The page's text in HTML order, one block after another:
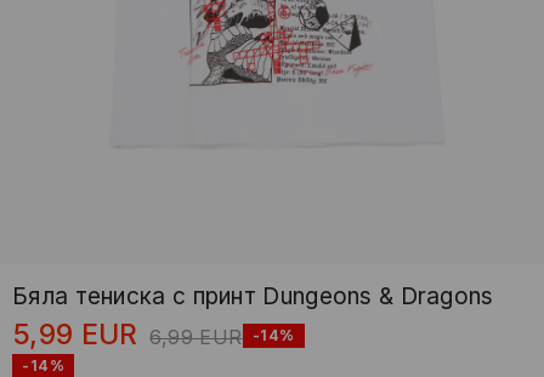
Бяла тениска с принт Dungeons & Dragons
5,99 EUR 6,99 EUR
-14%
-14%